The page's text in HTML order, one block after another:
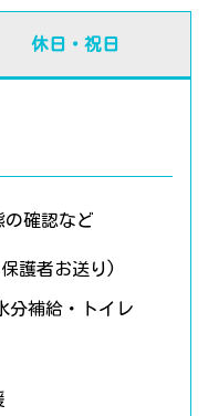
休日・祝日
の確認など
護者お送り)
分補給・トイレ